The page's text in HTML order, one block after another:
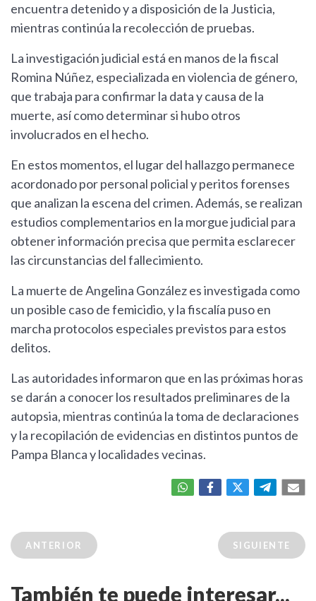
encuentra detenido y a disposición de la Justicia,
mientras continúa la recolección de pruebas.
La investigación judicial está en manos de la fiscal
Romina Núñez, especializada en violencia de género,
que trabaja para confirmar la data y causa de la
muerte, así como determinar si hubo otros
involucrados en el hecho.
En estos momentos, el lugar del hallazgo permanece
acordonado por personal policial y peritos forenses
que analizan la escena del crimen. Además, se realizan
estudios complementarios en la morgue judicial para
obtener información precisa que permita esclarecer
las circunstancias del fallecimiento.
La muerte de Angelina González es investigada como
un posible caso de femicidio, y la fiscalía puso en
marcha protocolos especiales previstos para estos
delitos.
Las autoridades informaron que en las próximas horas
se darán a conocer los resultados preliminares de la
autopsia, mientras continúa la toma de declaraciones
y la recopilación de evidencias en distintos puntos de
Pampa Blanca y localidades vecinas.
ANTERIOR SIGUIENTE
También te puede interesar...